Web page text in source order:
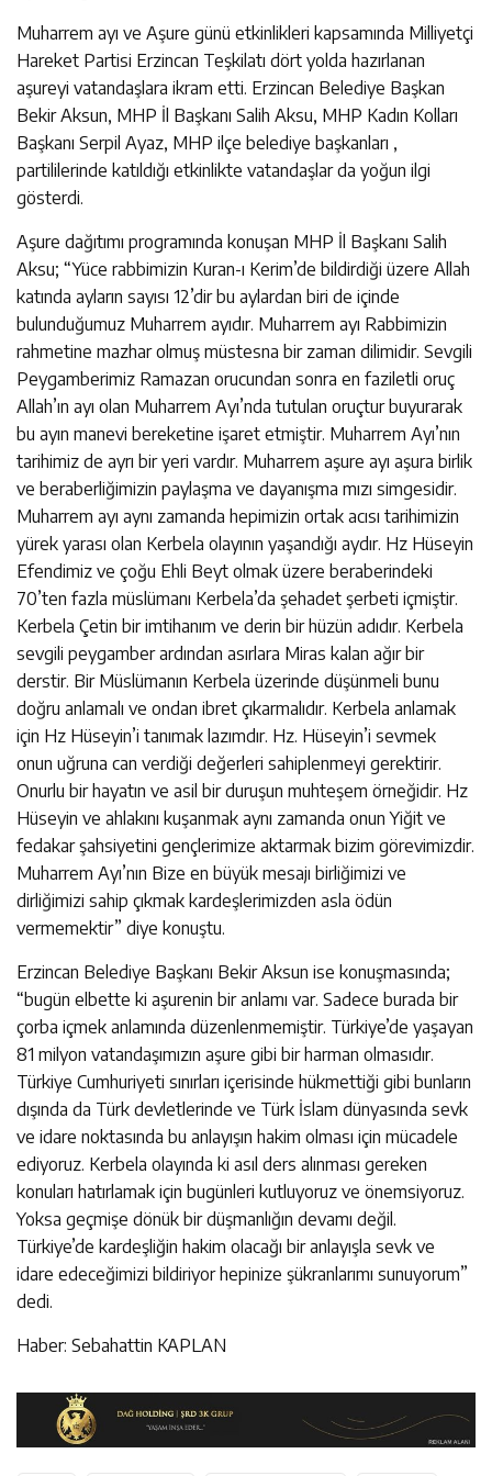
Muharrem ayı ve Aşure günü etkinlikleri kapsamında Milliyetçi
Hareket Partisi Erzincan Teşkilatı dört yolda hazırlanan
aşureyi vatandaşlara ikram etti. Erzincan Belediye Başkan
Bekir Aksun, MHP İl Başkanı Salih Aksu, MHP Kadın Kolları
Başkanı Serpil Ayaz, MHP ilçe belediye başkanları ,
partililerinde katıldığı etkinlikte vatandaşlar da yoğun ilgi
gösterdi.
Aşure dağıtımı programında konuşan MHP İl Başkanı Salih
Aksu; “Yüce rabbimizin Kuran-ı Kerim’de bildirdiği üzere Allah
katında ayların sayısı 12’dir bu aylardan biri de içinde
bulunduğumuz Muharrem ayıdır. Muharrem ayı Rabbimizin
rahmetine mazhar olmuş müstesna bir zaman dilimidir. Sevgili
Peygamberimiz Ramazan orucundan sonra en faziletli oruç
Allah’ın ayı olan Muharrem Ayı’nda tutulan oruçtur buyurarak
bu ayın manevi bereketine işaret etmiştir. Muharrem Ayı’nın
tarihimiz de ayrı bir yeri vardır. Muharrem aşure ayı aşura birlik
ve beraberliğimizin paylaşma ve dayanışma mızı simgesidir.
Muharrem ayı aynı zamanda hepimizin ortak acısı tarihimizin
yürek yarası olan Kerbela olayının yaşandığı aydır. Hz Hüseyin
Efendimiz ve çoğu Ehli Beyt olmak üzere beraberindeki
70’ten fazla müslümanı Kerbela’da şehadet şerbeti içmiştir.
Kerbela Çetin bir imtihanım ve derin bir hüzün adıdır. Kerbela
sevgili peygamber ardından asırlara Miras kalan ağır bir
derstir. Bir Müslümanın Kerbela üzerinde düşünmeli bunu
doğru anlamalı ve ondan ibret çıkarmalıdır. Kerbela anlamak
için Hz Hüseyin’i tanımak lazımdır. Hz. Hüseyin’i sevmek
onun uğruna can verdiği değerleri sahiplenmeyi gerektirir.
Onurlu bir hayatın ve asil bir duruşun muhteşem örneğidir. Hz
Hüseyin ve ahlakını kuşanmak aynı zamanda onun Yiğit ve
fedakar şahsiyetini gençlerimize aktarmak bizim görevimizdir.
Muharrem Ayı’nın Bize en büyük mesajı birliğimizi ve
dirliğimizi sahip çıkmak kardeşlerimizden asla ödün
vermemektir” diye konuştu.
Erzincan Belediye Başkanı Bekir Aksun ise konuşmasında;
“bugün elbette ki aşurenin bir anlamı var. Sadece burada bir
çorba içmek anlamında düzenlenmemiştir. Türkiye’de yaşayan
81 milyon vatandaşımızın aşure gibi bir harman olmasıdır.
Türkiye Cumhuriyeti sınırları içerisinde hükmettiği gibi bunların
dışında da Türk devletlerinde ve Türk İslam dünyasında sevk
ve idare noktasında bu anlayışın hakim olması için mücadele
ediyoruz. Kerbela olayında ki asıl ders alınması gereken
konuları hatırlamak için bugünleri kutluyoruz ve önemsiyoruz.
Yoksa geçmişe dönük bir düşmanlığın devamı değil.
Türkiye’de kardeşliğin hakim olacağı bir anlayışla sevk ve
idare edeceğimizi bildiriyor hepinize şükranlarımı sunuyorum”
dedi.
Haber: Sebahattin KAPLAN